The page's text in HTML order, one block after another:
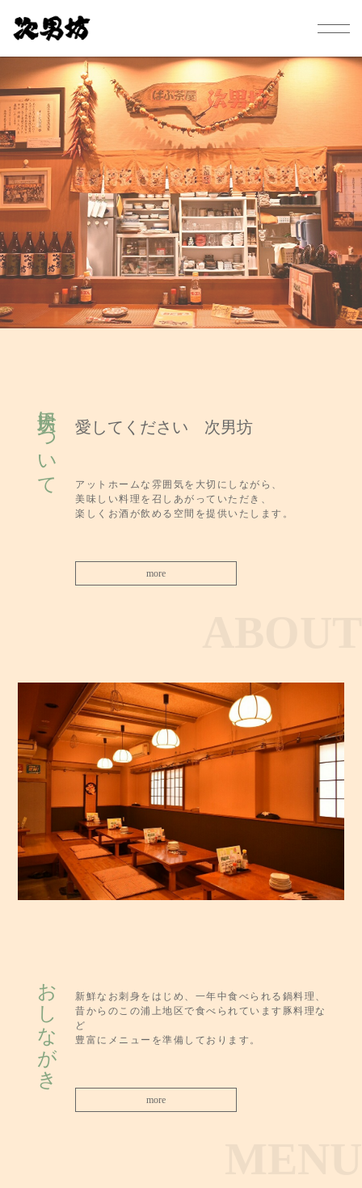
次男坊について 愛してください 次男坊
アットホームな雰囲気を大切にしながら、
美味しい料理を召しあがっていただき、
楽しくお酒が飲める空間を提供いたします。
more
おしながき
新鮮なお刺身をはじめ、一年中食べられる鍋料理、
昔からのこの浦上地区で食べられています豚料理な
ど
豊富にメニューを準備しております。
more